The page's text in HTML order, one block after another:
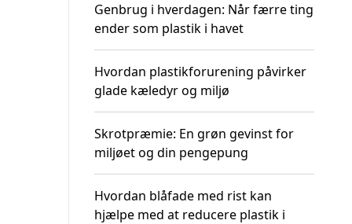
Genbrug i hverdagen: Når færre ting
ender som plastik i havet
Hvordan plastikforurening påvirker
glade kæledyr og miljø
Skrotpræmie: En grøn gevinst for
miljøet og din pengepung
Hvordan blåfade med rist kan
hjælpe med at reducere plastik i